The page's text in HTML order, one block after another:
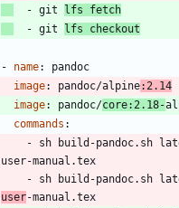
- git
lfs fetch
- git lfs checkout
- name:
pandoc
image: pandoc/alpine:2.14
image: pandoc/core:2.18-
commands :
- sh build-pandoc.sh
user-manual.tex
-
user-manual.tex